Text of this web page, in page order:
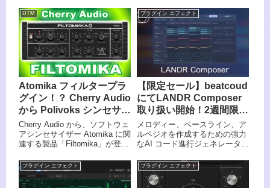
ージャー、プリセット・ブラウ
ザ、新しいマスタリング・コン
ソールなど、ミックス＆マスタ
リング・スイートの定番が大き
く進化。2025/04/01 23:59で終
了となります！T-RackS 6
MAX、各種モジュールを揃える
ならこの3月で！
フ！！2025.11.24 18:00
まで まで
施中！
DTM
Atomika フィルタープラ
グイン！？ Cherry Audio
から Polivoks シンセサイ
ザーのフィルターエミュ
レート登場！【PR】
Cherry Audio から、ソフトウェ
アシンセサイザー Atomika に関
連する製品「Filtomika」が登
のフィルターセクションをエミ
ュレートしたエフェクトプラグ
インです。
プラグイン エフェクト
【限定セール】beatcoud
にてLANDR Composer
取り扱い開始！2週間限
定、3/18まで！
メロディー、ベースライン、ア
ルペジオを作成するための強力
なAI コード進行ジェネレータ
beatcoudで取り扱い開始！2週
間限定、3/18までセール開催中
です。
プラグイン エフェクト プラグイン エフェクト